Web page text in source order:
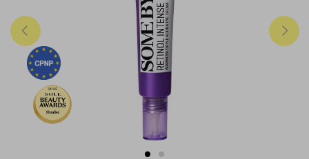
2025
Finalist